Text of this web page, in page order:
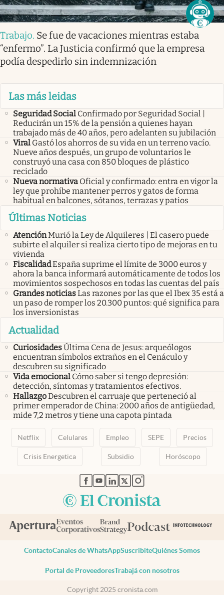
Trabajo. Se fue de vacaciones mientras estaba
“enfermo”. La Justicia confirmó que la empresa
podía despedirlo sin indemnización
Las más leidas
Seguridad Social Confirmado por Seguridad Social |
Reducirán un 15% de la pensión a quienes hayan
trabajado más de 40 años, pero adelanten su jubilación
Viral Gastó los ahorros de su vida en un terreno vacío.
Nueve años después, un grupo de voluntarios le
construyó una casa con 850 bloques de plástico
reciclado
Nueva normativa Oficial y confirmado: entra en vigor la
ley que prohíbe mantener perros y gatos de forma
habitual en balcones, sótanos, terrazas y patios
Últimas Noticias
AtenciónMurió la Ley de Alquileres | El casero puede
subirte el alquiler si realiza cierto tipo de mejoras en tu
vivienda
FiscalidadEspaña suprime el límite de 3000 euros y
ahora la banca informará automáticamente de todos los
movimientos sospechosos en todas las cuentas del país
Grandes noticiasLas razones por las que el Ibex 35 está a
un paso de romper los 20.300 puntos: qué significa para
los inversionistas
Actualidad
CuriosidadesÚltima Cena de Jesus: arqueólogos
encuentran símbolos extraños en el Cenáculo y
descubren su significado
Vida emocional Cómo saber si tengo depresión:
detección, síntomas y tratamientos efectivos.
HallazgoDescubren el carruaje que perteneció al
primer emperador de China: 2000 años de antigüedad,
mide 7,2 metros y tiene una capota pintada
Netflix Celulares Empleo SEPE Precios
Crisis Energetica Subsidio Horóscopo
abre en nueva pestaña
abre en nueva pestaña
abre en nueva pestaña
abre en nueva pestaña
abre en nueva pestaña
ContactoCanales de WhatsAppSuscribiteQuiénes Somos
Portal de ProveedoresTrabajá con nosotros
Copyright 2025 cronista.com